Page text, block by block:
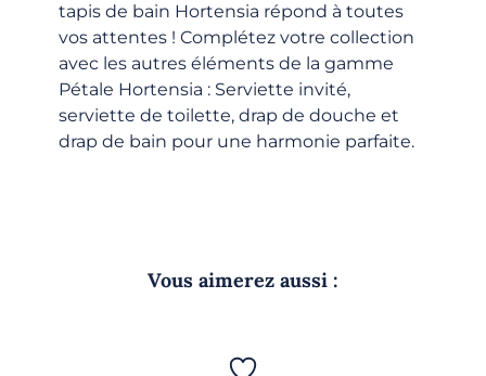
tapis de bain Hortensia répond à toutes
vos attentes ! Complétez votre collection
avec les autres éléments de la gamme
Pétale Hortensia : Serviette invité,
serviette de toilette, drap de douche et
drap de bain pour une harmonie parfaite.
Vous aimerez aussi :